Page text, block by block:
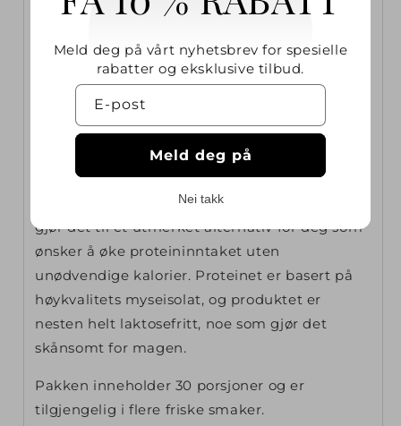
myseproteinisolat med en lett og klar
konsistens som minner om en forfriskende
sportsdrikk snarere enn en tradisjonell
proteinshake. Produktet er utviklet for rask
absorpsjon og effektiv restitusjon etter
trening.
Hver porsjon inneholder 23 g protein med
svært lavt innhold av fett og sukker, noe som
gjør det til et utmerket alternativ for deg som
ønsker å øke proteininntaket uten
unødvendige kalorier. Proteinet er basert på
høykvalitets myseisolat, og produktet er
nesten helt laktosefritt, noe som gjør det
skånsomt for magen.
Pakken inneholder 30 porsjoner og er
tilgjengelig i flere friske smaker.
Meld deg på vårt nyhetsbrev for spesielle
rabatter og eksklusive tilbud.
E-post
Meld deg på
Nei takk
Innlogging kreves
Logg inn på kontoen din for å legge til
produkter i ønskelisten din og se tidligere
lagrede varer.
Logg inn